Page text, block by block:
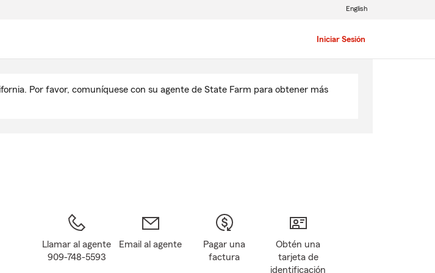
Iniciar Sesión
English
Por favor, comuníquese con su agente de State Farm para obtener más
Llamar al agente
909-748-5593
Email al agente
Pagar una
factura
Obtén una
tarjeta de
identificación